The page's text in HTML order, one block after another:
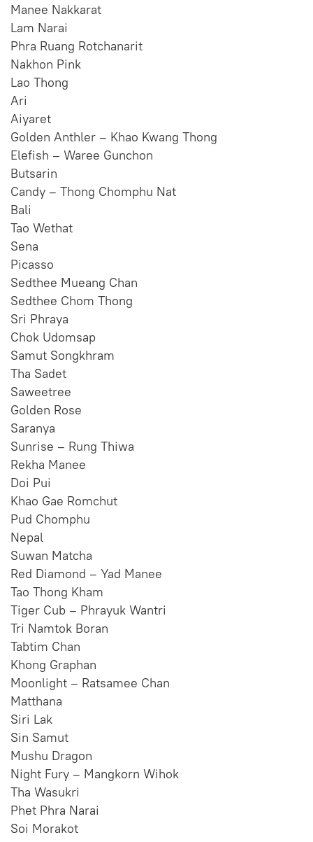
Manee Nakkarat
Lam Narai
Phra Ruang Rotchanarit
Nakhon Pink
Lao Thong
Ari
Aiyaret
Golden Anthler – Khao Kwang Thong
Elefish – Waree Gunchon
Butsarin
Candy – Thong Chomphu Nat
Bali
Tao Wethat
Sena
Picasso
Sedthee Mueang Chan
Sedthee Chom Thong
Sri Phraya
Chok Udomsap
Samut Songkhram
Tha Sadet
Saweetree
Golden Rose
Saranya
Sunrise – Rung Thiwa
Rekha Manee
Doi Pui
Khao Gae Romchut
Pud Chomphu
Nepal
Suwan Matcha
Red Diamond – Yad Manee
Tao Thong Kham
Tiger Cub – Phrayuk Wantri
Tri Namtok Boran
Tabtim Chan
Khong Graphan
Moonlight – Ratsamee Chan
Matthana
Siri Lak
Sin Samut
Mushu Dragon
Night Fury – Mangkorn Wihok
Tha Wasukri
Phet Phra Narai
Soi Morakot